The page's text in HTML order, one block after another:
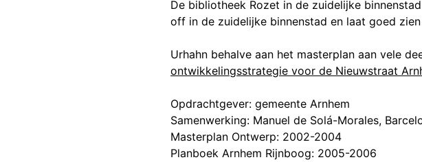
De bibliotheek Rozet in de zuidelijke
off in de zuidelijke binnenstad en laat goed
Urhahn behalve aan het masterplan aan vele
ontwikkelingsstrategie voor de Nieuwstraat
Opdrachtgever: gemeente Arnhem
Samenwerking: Manuel de Solá-Morales,
Masterplan Ontwerp: 2002-2004
Planboek Arnhem Rijnboog: 2005-2006